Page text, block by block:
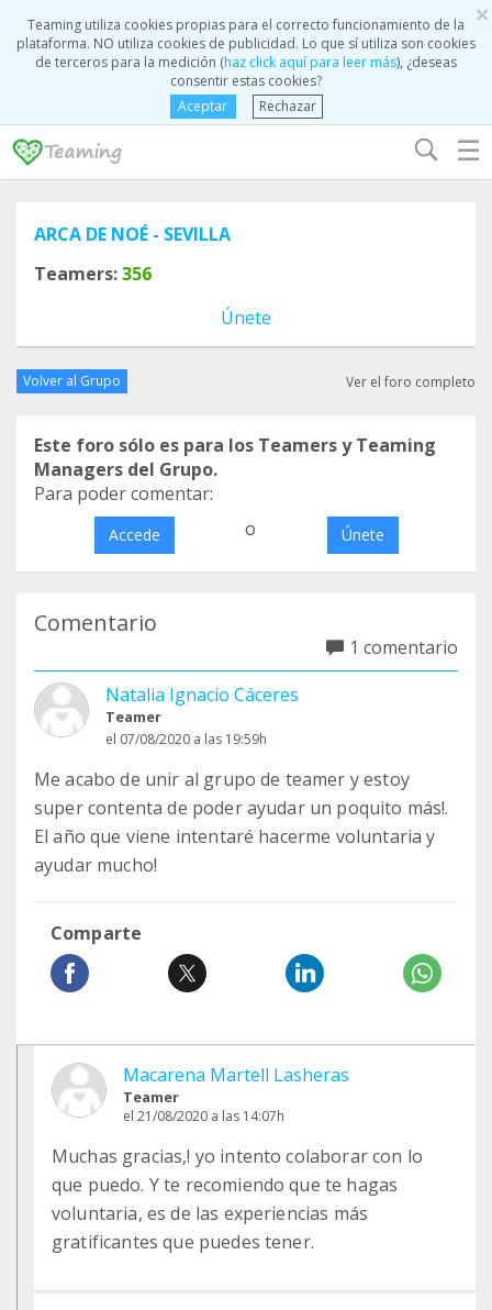
×
Teaming utiliza cookies propias para el correcto funcionamiento de la
plataforma. NO utiliza cookies de publicidad. Lo que sí utiliza son cookies
de terceros para la medición (haz click aquí para leer más), ¿deseas
consentir estas cookies?
Aceptar
Rechazar
☰
ARCA DE NOÉ - SEVILLA
Teamers:356
Únete
Volver al Grupo Ver el foro completo
Este foro sólo es para los Teamers y Teaming
Managers del Grupo.
Para poder comentar:
Accede o Únete
Comentario
1 comentario
Natalia Ignacio Cáceres
Teamer
el 07/08/2020 a las 19:59h
Me acabo de unir al grupo de teamer y estoy
super contenta de poder ayudar un poquito más!.
El año que viene intentaré hacerme voluntaria y
ayudar mucho!
Comparte
Macarena Martell Lasheras
Teamer
el 21/08/2020 a las 14:07h
Muchas gracias,! yo intento colaborar con lo
que puedo. Y te recomiendo que te hagas
voluntaria, es de las experiencias más
gratificantes que puedes tener.